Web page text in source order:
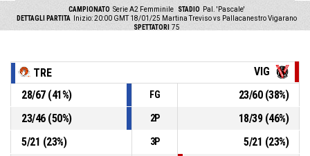
CAMPIONATO Serie A2 Femminile STADIO Pal. 'Pascale'
DETTAGLI PARTITA
Inizio: 20:00 GMT 18/01/25 Martina Treviso vs Pallacanestro Vigarano
SPETTATORI
75
TRE
VIG
28/67(41%) FG 23/60(38%)
23/46(50%) 2P 18/39(46%)
5/21 (23%) 3P 5/21 (23%)